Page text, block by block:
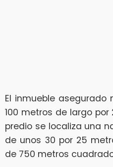
El inmueble
100 metros de largo
predio se localiza una
de unos 30 por 25
de 750 metros